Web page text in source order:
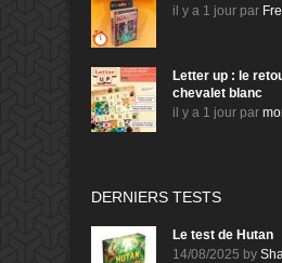
il y a 1 jour par
Letter up : le
chevalet blanc
il y a 1 jour par
DERNIERS TESTS
Le test de Hutan
14/08/2025 by